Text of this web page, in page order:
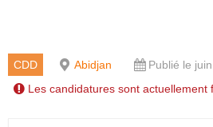
CDD Abidjan
Publié le
Les candidatures sont actuellement